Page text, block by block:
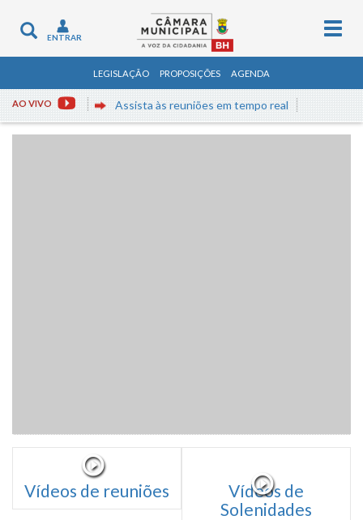
Toggle
navigation
ENTRAR
LEGISLAÇÃO PROPOSIÇÕES AGENDA
AO VIVO Assista às reuniões em tempo real
Vídeos de reuniões
Vídeos de
Solenidades